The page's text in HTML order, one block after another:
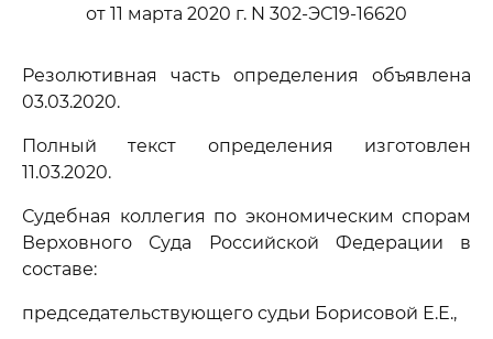
от 11 марта 2020 г. N 302-ЭС19-16620
Резолютивная часть определения объявлена
03.03.2020.
Полный текст определения изготовлен
11.03.2020.
Судебная коллегия по экономическим спорам
Верховного Суда Российской Федерации в
составе:
председательствующего судьи Борисовой Е.Е.,